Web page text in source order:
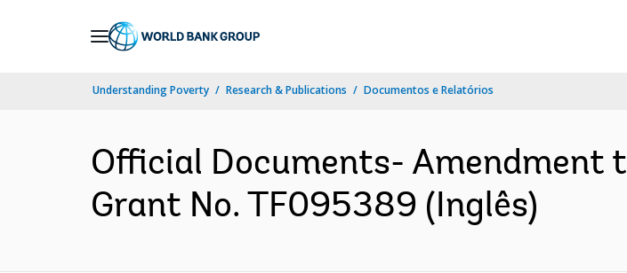
Understanding Poverty Research & Publications Documentos e Relatórios
Official Documents- Amendment
Grant No. TF095389 (Inglês)